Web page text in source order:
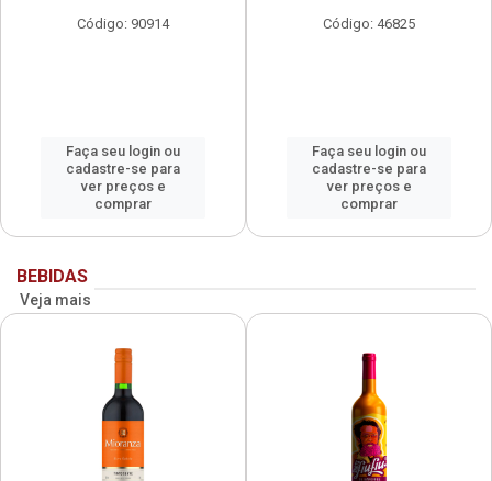
Código: 90914
Faça seu login ou
cadastre-se para
ver preços e
comprar
Código: 46825
Faça seu login ou
cadastre-se para
ver preços e
comprar
BEBIDAS
Veja mais